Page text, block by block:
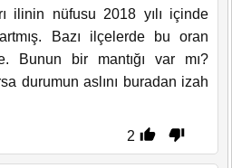
ilinin nüfusu 2018 yılı içinde
Bazı ilçelerde bu oran
Bunun bir mantığı var mı?
durumun aslını buradan izah
2